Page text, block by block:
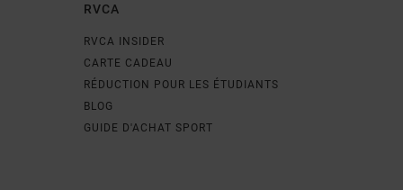
RVCA
RVCA INSIDER
CARTE CADEAU
RÉDUCTION POUR LES ÉTUDIANTS
BLOG
GUIDE D'ACHAT SPORT